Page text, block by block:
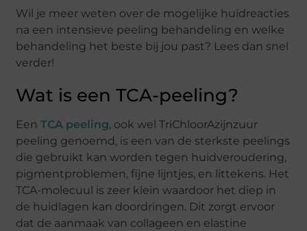
Wil je meer weten over de mogelijke huidreacties
na een intensieve peeling behandeling en welke
behandeling het beste bij jou past? Lees dan snel
verder!
Wat is een TCA-peeling?
EenTCA peeling, ook wel TriChloorAzijnzuur
peeling genoemd, is een van de sterkste peelings
die gebruikt kan worden tegen huidveroudering,
pigmentproblemen, fijne lijntjes, en littekens. Het
TCA-molecuul is zeer klein waardoor het diep in
de huidlagen kan doordringen. Dit zorgt ervoor
dat de aanmaak van collageen en elastine